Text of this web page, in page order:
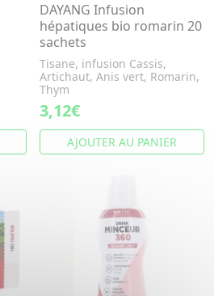
DAYANG Infusion
hépatiques bio romarin 20
sachets
Tisane, infusion Cassis,
Artichaut, Anis vert, Romarin,
Thym
3,12€
AJOUTER AU PANIER